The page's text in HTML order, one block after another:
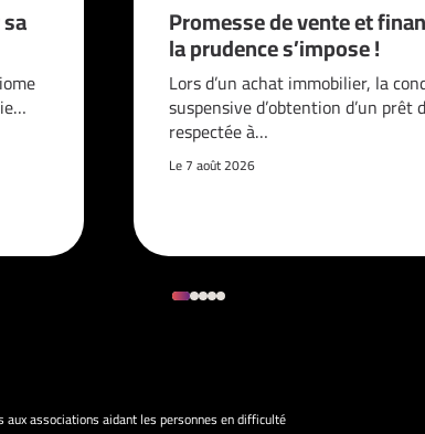
Promesse de vente et
la prudence s’impose !
Lors d’un achat immobilier, la
suspensive d’obtention d’un prêt
respectée à…
Le 7 août 2026
aux associations aidant les personnes en difficulté